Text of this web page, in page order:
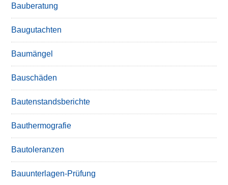
Bauberatung
Baugutachten
Baumängel
Bauschäden
Bautenstandsberichte
Bauthermografie
Bautoleranzen
Bauunterlagen-Prüfung